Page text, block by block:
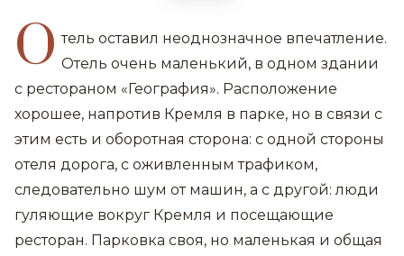
О тель оставил неоднозначное впечатление.
Отель очень маленький, в одном здании
с рестораном «География». Расположение
хорошее, напротив Кремля в парке, но в связи с
этим есть и оборотная сторона: с одной стороны
отеля дорога, с оживленным трафиком,
следовательно шум от машин, а с другой: люди
гуляющие вокруг Кремля и посещающие
ресторан. Парковка своя, но маленькая и общая